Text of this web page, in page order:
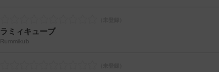
ラミィキューブ
Rummikub